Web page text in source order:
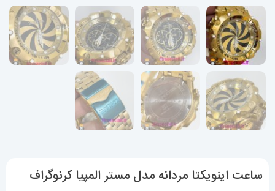
ساعت اینویکتا مردانه مدل مستر المپیا کرنوگراف